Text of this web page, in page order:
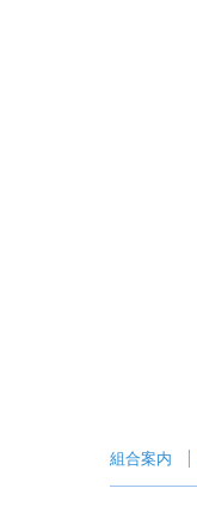
組合案内